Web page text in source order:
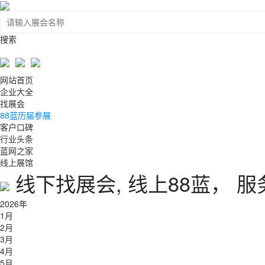
搜索
网站首页
企业大全
找展会
88蓝历届参展
客户口碑
行业头条
蓝网之家
线上展馆
线下找展会, 线上88蓝，
2026年
1月
2月
3月
4月